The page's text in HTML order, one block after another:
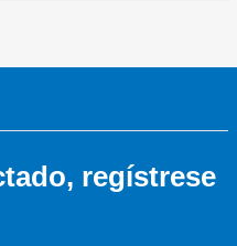
regístrese